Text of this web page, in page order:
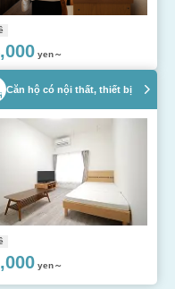
yen～
Căn hộ có nội thất, thiết bị
yen～